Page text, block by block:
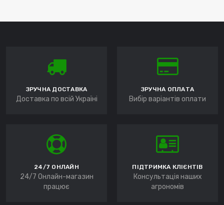
ЗРУЧНА ДОСТАВКА
Доставка по всій Україні
ЗРУЧНА ОПЛАТА
Вибір варіантів оплати
24/7 ОНЛАЙН
24/7 Онлайн-магазин
працює
ПІДТРИМКА КЛІЄНТІВ
Консультація наших
агрономів